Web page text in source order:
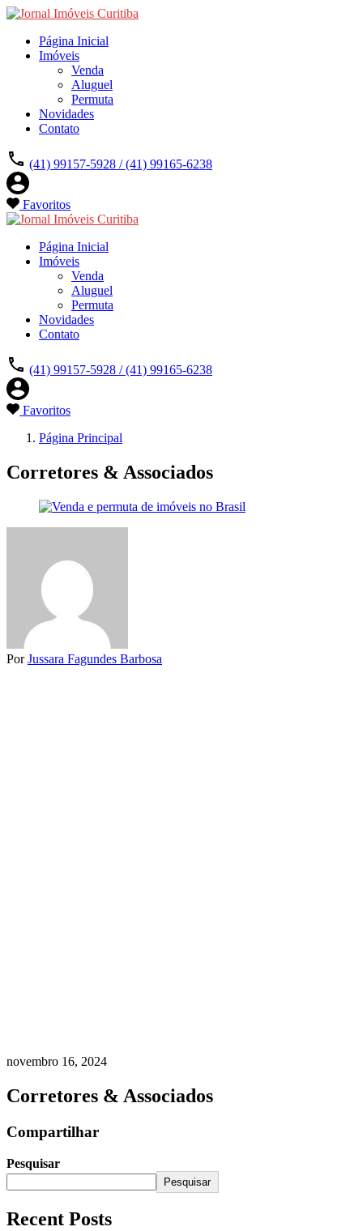
Página Inicial
Imóveis
Venda
Aluguel
Permuta
Novidades
Contato
(41) 99157-5928 / (41) 99165-6238
Favoritos
Página Inicial
Imóveis
Venda
Aluguel
Permuta
Novidades
Contato
(41) 99157-5928 / (41) 99165-6238
Favoritos
Página Principal
Corretores & Associados
Por Jussara Fagundes Barbosa
novembro 16, 2024
Corretores & Associados
Compartilhar
Pesquisar
Pesquisar
Recent Posts